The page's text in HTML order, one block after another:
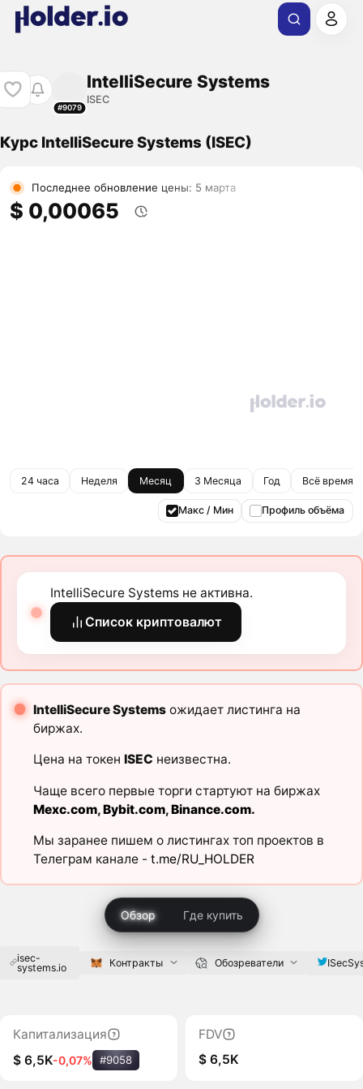
#9079
IntelliSecure Systems
ISEC
Курс IntelliSecure Systems (ISEC)
Последнее обновление цены: 5 марта
$ 0,00065
24 часа Неделя Месяц 3 Месяца Год Всё время
Макс / Мин Профиль объёма
IntelliSecure Systems не активна.
Список криптовалют
IntelliSecure Systemsожидает листинга на
биржах.
Цена на токен ISEC неизвестна.
Чаще всего первые торги стартуют на биржах
Mexc.com,Bybit.com,Binance.com.
Мы заранее пишем о листингах топ проектов в
Телеграм канале - t.me/RU_HOLDER
Обзор Где купить
isec-
systems.io
Контракты Обозреватели
Капитализация
$ 6,5K-0,07% #9058
FDV
$ 6,5K